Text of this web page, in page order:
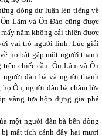
dòng dư luận lên tiếng về
Lâm và Ôn Đào cũng được
năm không cải thiện được
vai trò người lính. Lúc giải
họ bắt gặp một người thanh
chiếc cầu. Ôn Lâm và Ôn
đàn bà và người thanh
Ôn, người đàn bà châm lửa
vàng tựa hộp đựng gia phả
một người đàn bà bên dòng
mất tích cánh đây hai mươi